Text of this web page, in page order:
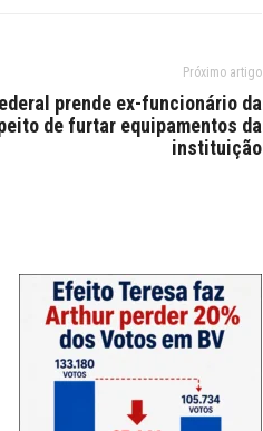
Próximo artigo
prende ex-funcionário da
de furtar equipamentos da
instituição